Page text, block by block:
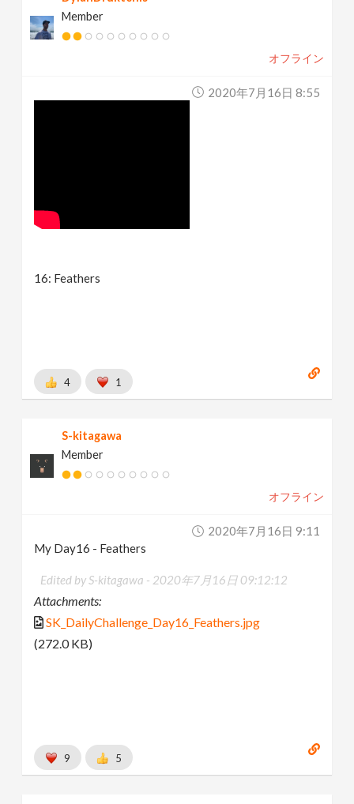
Member
オフライン
2020年7月16日 8:55
16: Feathers
4 1
S-kitagawa
Member
オフライン
2020年7月16日 9:11
My Day16 - Feathers
Edited by S-kitagawa - 2020年7月16日 09:12:12
Attachments:
SK_DailyChallenge_Day16_Feathers.jpg
(272.0 KB)
9 5